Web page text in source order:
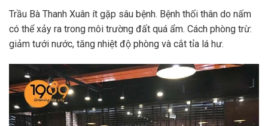
Trầu Bà Thanh Xuân ít gặp sâu bệnh. Bệnh thối thân do nấm
có thể xảy ra trong môi trường đất quá ẩm. Cách phòng trừ:
giảm tưới nước, tăng nhiệt độ phòng và cắt tỉa lá hư.